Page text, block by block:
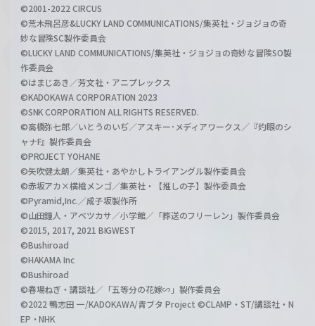
©2001-2022 CIRCUS
©荒木飛呂彦&LUCKY LAND COMMUNICATIONS/集英社・ジョジョの奇
妙な冒険SC製作委員会
©LUCKY LAND COMMUNICATIONS/集英社・ジョジョの奇妙な冒険SO製
作委員会
©はまじあき／芳文社・アニプレックス
©KADOKAWA CORPORATION 2023
©SNK CORPORATION ALL RIGHTS RESERVED.
©高橋弥七郎／いとうのいぢ／アスキー･メディアワークス／『灼眼のシ
ャナF』製作委員会
©PROJECT YOHANE
©矢吹健太朗／集英社・あやかしトライアングル製作委員会
©赤坂アカ×横槍メンゴ／集英社・【推しの子】製作委員会
©Pyramid,Inc.／成子坂製作所
©山田鐘人・アベツカサ／小学館／「葬送のフリーレン」製作委員会
©2015, 2017, 2021 BIGWEST
©Bushiroad
©HAKAMA Inc
©Bushiroad
©春場ねぎ・講談社／「五等分の花嫁∽」製作委員会
©2022 鴨志田 一/KADOKAWA/青ブタ Project ©CLAMP・ST/講談社・N
EP・NHK